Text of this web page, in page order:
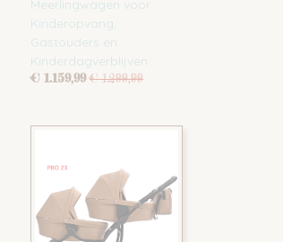
Meerlingwagen voor
Kinderopvang,
Gastouders en
Kinderdagverblijven
€ 1.159,99 € 1.299,99